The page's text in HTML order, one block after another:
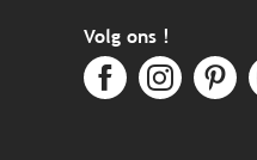
Volg ons !